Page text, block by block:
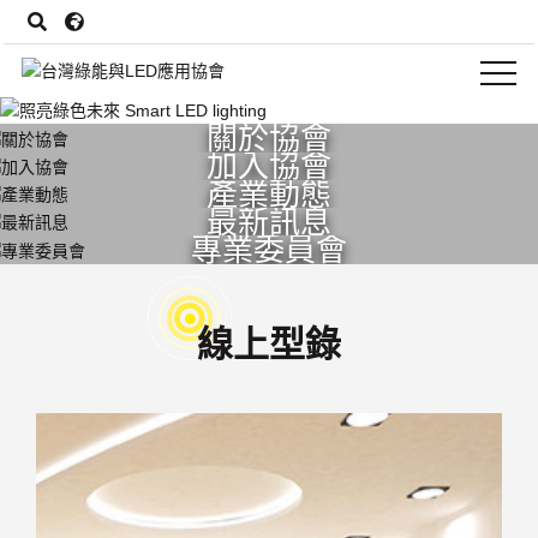
關於協會
加入協會
產業動態
最新訊息
專業委員會
線上型錄